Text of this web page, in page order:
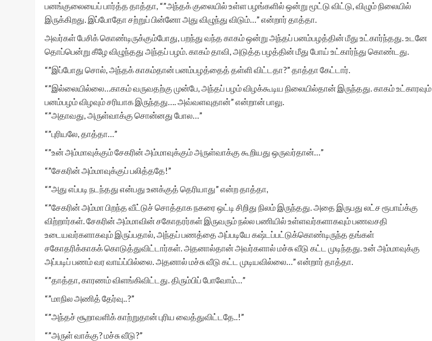
பனங்குலையைப் பார்த்த தாத்தா, “”அந்தக் குலையில் உள்ள பழங்களில் ஒன்று மூட்டு விட்டு, விழும் நிலையில்
இருக்கிறது. இப்போதோ சற்றுப் பின்னோ அது விழுந்து விடும்…” என்றார் தாத்தா.
அவர்கள் பேசிக் கொண்டிருக்கும்போது, பறந்து வந்த காகம் ஒன்று அந்தப் பனம்பழத்தின் மீது உட்கார்ந்தது. உடனே
தொப்பென்று கீழே விழுந்தது அந்தப் பழம். காகம் தாவி, அடுத்த பழத்தின் மீது போய் உட்கார்ந்து கொண்டது.
“”இப்போது சொல், அந்தக் காகம்தான் பனம்பழத்தைத் தள்ளி விட்டதா?” தாத்தா கேட்டார்.
“”இல்லையில்லை…காகம் வருவதற்கு முன்பே, அந்தப் பழம் விழக்கூடிய நிலையில்தான் இருந்தது. காகம் உட்காரவும்
பனம்பழம் விழவும் சரியாக இருந்தது…. அவ்வளவுதான்” என்றான் பாலு.
“”அதாவது, அருள்வாக்கு சொன்னது போல…”
“”புரியலே, தாத்தா…”
“”உன் அம்மாவுக்கும் சேகரின் அம்மாவுக்கும் அருள்வாக்கு கூறியது ஒருவர்தான்…”
“”சேகரின் அம்மாவுக்குப் பலித்ததே!”
“”அது எப்படி நடந்தது என்பது உனக்குத் தெரியாது” என்ற தாத்தா,
“”சேகரின் அம்மா பிறந்த வீட்டுச் சொத்தாக நகரை ஒட்டி சிறிது நிலம் இருந்தது. அதை இருபது லட்ச ரூபாய்க்கு
விற்றார்கள். சேகரின் அம்மாவின் சகோதரர்கள் இருவரும் நல்ல பணியில் உள்ளவர்களாகவும் பணவசதி
உடையவர்களாகவும் இருப்பதால், அந்தப் பணத்தை அப்படியே கஷ்டப்பட்டுக்கொண்டிருந்த தங்கள்
சகோதரிக்காகக் கொடுத்துவிட்டார்கள். அதனால்தான் அவர்களால் மச்சு வீடு கட்ட முடிந்தது. உன் அம்மாவுக்கு
அப்படிப் பணம் வர வாய்ப்பில்லை. அதனால் மச்சு வீடு கட்ட முடியவில்லை…” என்றார் தாத்தா.
“”தாத்தா, காரணம் விளங்கிவிட்டது. திரும்பிப் போவோம்…”
“”மாநில அணித் தேர்வு..?”
“”அந்தச் சூறாவளிக் காற்றுதான் புரிய வைத்துவிட்டதே..!”
“”அருள் வாக்கு? மச்சு வீடு?”
மேலும் பல உயர்வுகளையும்,
வெற்றிகளையும் அடைய
ஆண்டவனை
வேண்டுகிறேன். எனது
வாழ்த்துகள்.